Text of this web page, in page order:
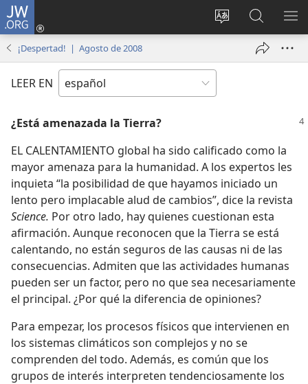
JW.ORG
Cambiar
del sitio
Iniciar
sesión
nueva
en
jw.org
¡Despertad! | Agosto de 2008
LEER EN
¿Está amenazada la Tierra?
EL CALENTAMIENTO global ha sido calificado como la
mayor amenaza para la humanidad. A los expertos les
inquieta “la posibilidad de que hayamos iniciado un
lento pero implacable alud de cambios”, dice la revista
Science. Por otro lado, hay quienes cuestionan esta
afirmación. Aunque reconocen que la Tierra se está
calentando, no están seguros de las causas ni de las
consecuencias. Admiten que las actividades humanas
pueden ser un factor, pero no que sea necesariamente
el principal. ¿Por qué la diferencia de opiniones?
Para empezar, los procesos físicos que intervienen en
los sistemas climáticos son complejos y no se
comprenden del todo. Además, es común que los
grupos de interés interpreten tendenciosamente los